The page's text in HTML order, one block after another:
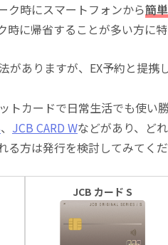
ク時にスマートフォンから簡
時に帰省することが多い方に特
がありますが、EX予約と提
トカードで日常生活でも使い
、 JCB CARD Wなどがあり、ど
方は発行を検討してみてくだ
JCB カード S